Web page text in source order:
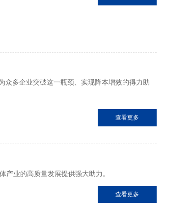
众多企业突破这一瓶颈、实现降本增效的得力助
查看更多
产业的高质量发展提供强大助力。
查看更多